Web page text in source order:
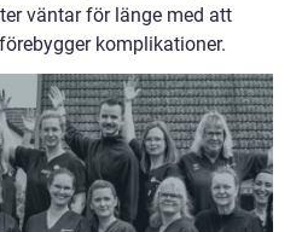
väntar för länge med att
komplikationer.